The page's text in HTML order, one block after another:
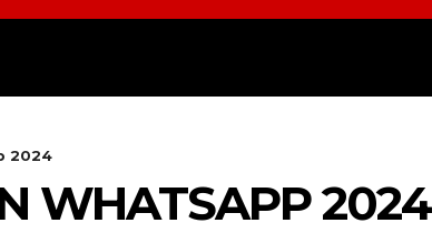
2024
WHATSAPP 2024